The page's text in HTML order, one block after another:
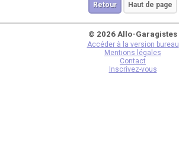
Retour Haut de page
© 2026 Allo-Garagistes
Accéder à la version bureau
Mentions légales
Contact
Inscrivez-vous